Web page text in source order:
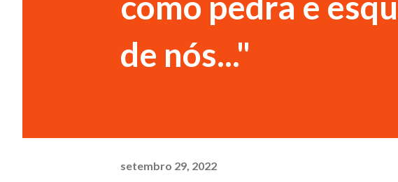
de nós..."
setembro 29, 2022